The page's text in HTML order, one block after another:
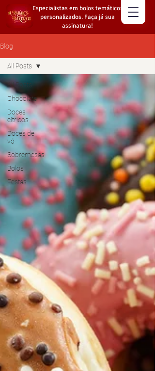
Especialistas em bolos temáticos
personalizados. Faça já sua
assinatura!
Blog
All Posts
Chocolate
Doces
cítricos
Doces de
vó
Sobremesas
Bolos
Festas
All Posts